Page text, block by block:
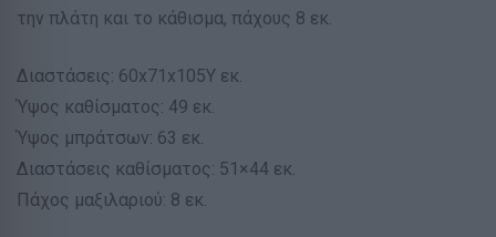
την πλάτη και το κάθισμα, πάχους 8 εκ.
Διαστάσεις: 60x71x105Y εκ.
Ύψος καθίσματος: 49 εκ.
Ύψος μπράτσων: 63 εκ.
Διαστάσεις καθίσματος: 51×44 εκ.
Πάχος μαξιλαριού: 8 εκ.